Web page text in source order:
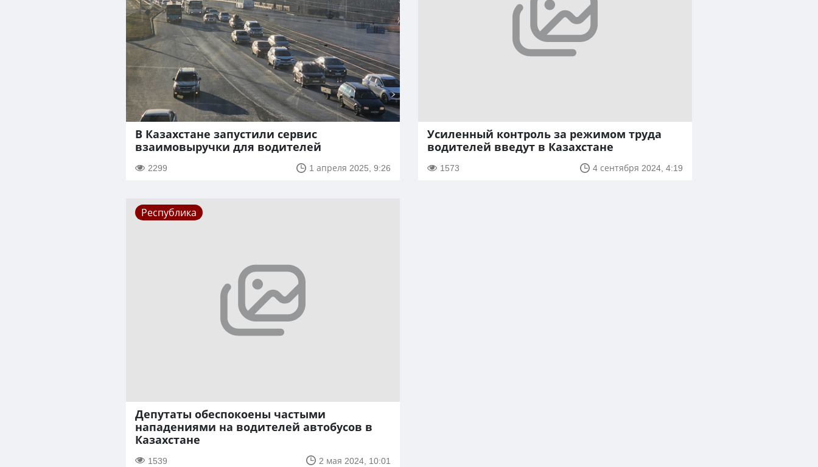
В Казахстане запустили сервис
взаимовыручки для водителей
2299 1 апреля 2025, 9:26
Усиленный контроль за режимом труда
водителей введут в Казахстане
1573 4 сентября 2024, 4:19
Республика
Депутаты обеспокоены частыми
нападениями на водителей автобусов в
Казахстане
1539 2 мая 2024, 10:01